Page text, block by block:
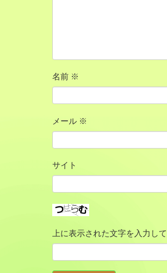
名前 ※
メール ※
サイト
上に表示された文字を入力し